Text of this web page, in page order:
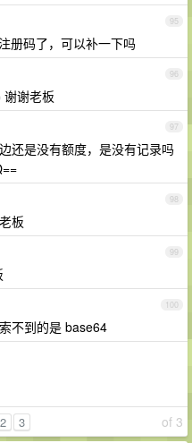
95
册码了，可以补一下吗
96
谢老板
97
还是没有额度，是没有记录吗
98
板
99
100
不到的是 base64
of 3
2 3